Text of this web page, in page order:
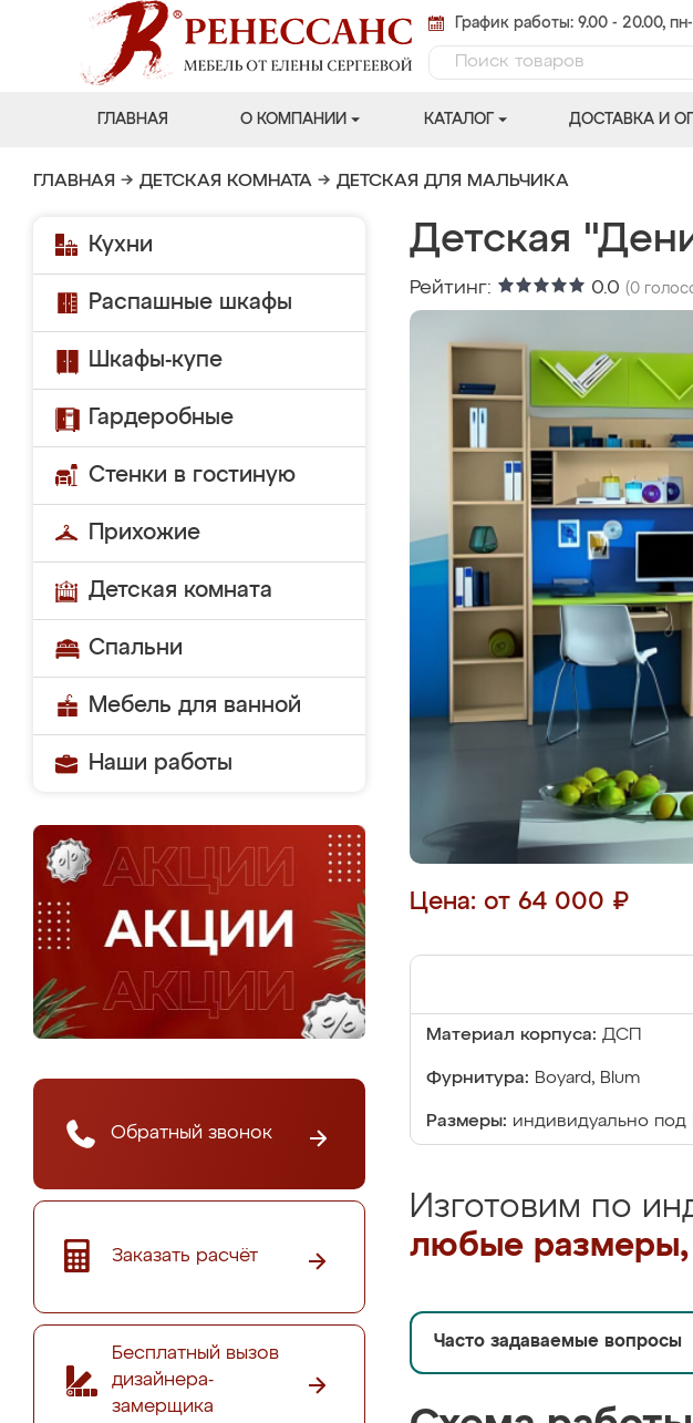
График работы: 9.00 - 20.00,
ГЛАВНАЯ О КОМПАНИИ КАТАЛОГ ДОСТАВКА И
ГЛАВНАЯ → ДЕТСКАЯ КОМНАТА → ДЕТСКАЯ ДЛЯ МАЛЬЧИКА
Кухни
Распашные шкафы
Шкафы-купе
Гардеробные
Стенки в гостиную
Прихожие
Детская комната
Спальни
Мебель для ванной
Наши работы
Обратный звонок
Заказать расчёт
Бесплатный вызов
дизайнера-
замерщика
Детская
Рейтинг: 0.0 (0
Цена: от 64 000 ₽
Материал корпуса: ДСП
Фурнитура: Boyard, Blum
Размеры: индивидуально под
Изготовим по
любые размеры,
Часто задаваемые вопросы